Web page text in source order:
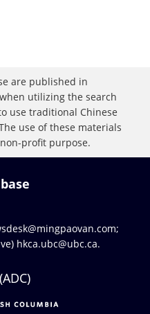
are published in
utilizing the search
use traditional Chinese
use of these materials
profit purpose.
;
hkca.ubc@ubc.ca.